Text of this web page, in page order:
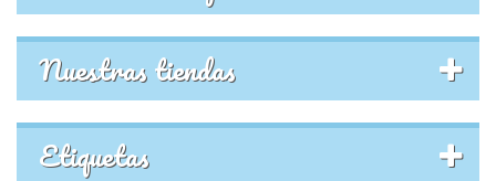
Nuestras tiendas
Etiquetas